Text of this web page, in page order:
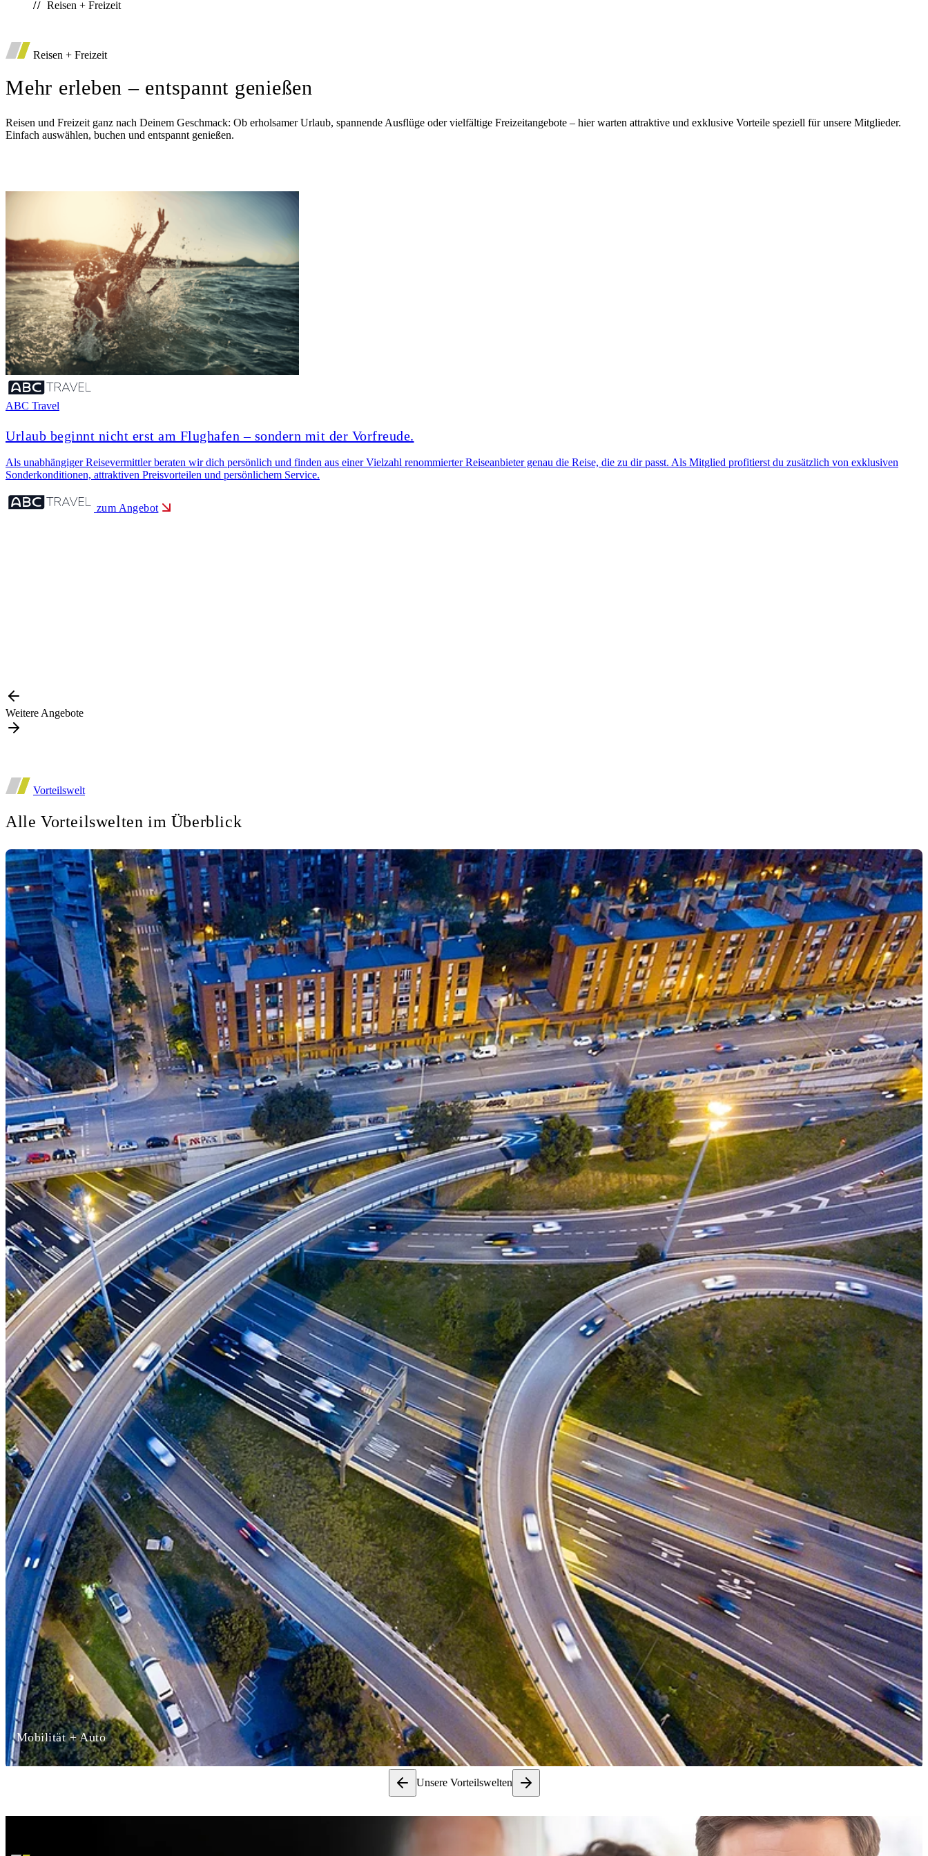
Deutsche Vorsorgedatenbank
Reisen + Freizeit
Reisen + Freizeit
Mehr erleben – entspannt genießen
Reisen und Freizeit ganz nach Deinem Geschmack: Ob erholsamer Urlaub, spannende Ausflüge oder vielfältige Freizeitangebote – hier warten attraktive und exklusive Vorteile speziell für unsere Mitglieder.
Einfach auswählen, buchen und entspannt genießen.
ABC Travel
Urlaub beginnt nicht erst am Flughafen – sondern mit der Vorfreude.
Als unabhängiger Reisevermittler beraten wir dich persönlich und finden aus einer Vielzahl renommierter Reiseanbieter genau die Reise, die zu dir passt. Als Mitglied profitierst du zusätzlich von exklusiven
Sonderkonditionen, attraktiven Preisvorteilen und persönlichem Service.
zum Angebot
Weitere Angebote
Vorteilswelt
Alle Vorteilswelten im Überblick
Mobilität + Auto
Unsere Vorteilswelten